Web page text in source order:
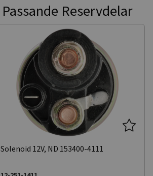
Passande Reservdelar
Solenoid 12V, ND 153400-4111